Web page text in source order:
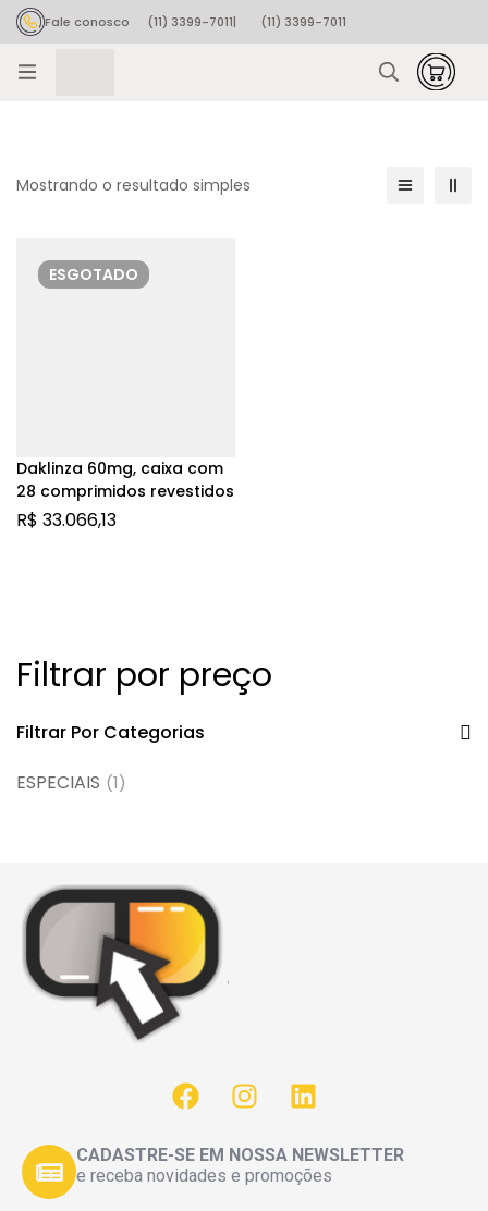
Fale conosco (11) 3399-7011|
(11) 3399-7011
Filtrar por preço
Filtrar Por Categorias
ESPECIAIS (1)
Mostrando o resultado simples
ESGOTADO
Daklinza 60mg, caixa com
28 comprimidos revestidos
R$ 33.066,13
CADASTRE-SE EM NOSSA NEWSLETTER
e receba novidades e promoções